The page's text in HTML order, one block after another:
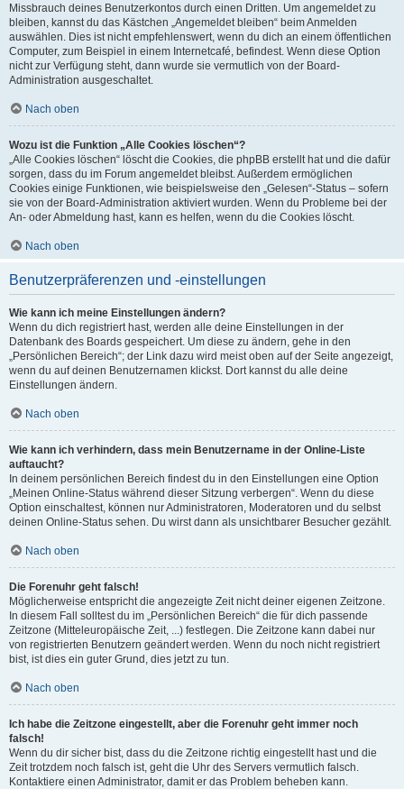
Missbrauch deines Benutzerkontos durch einen Dritten. Um angemeldet zu
bleiben, kannst du das Kästchen „Angemeldet bleiben“ beim Anmelden
auswählen. Dies ist nicht empfehlenswert, wenn du dich an einem öffentlichen
Computer, zum Beispiel in einem Internetcafé, befindest. Wenn diese Option
nicht zur Verfügung steht, dann wurde sie vermutlich von der Board-
Administration ausgeschaltet.
Nach oben
Wozu ist die Funktion „Alle Cookies löschen“?
„Alle Cookies löschen“ löscht die Cookies, die phpBB erstellt hat und die dafür
sorgen, dass du im Forum angemeldet bleibst. Außerdem ermöglichen
Cookies einige Funktionen, wie beispielsweise den „Gelesen“-Status – sofern
sie von der Board-Administration aktiviert wurden. Wenn du Probleme bei der
An- oder Abmeldung hast, kann es helfen, wenn du die Cookies löscht.
Nach oben
Benutzerpräferenzen und -einstellungen
Wie kann ich meine Einstellungen ändern?
Wenn du dich registriert hast, werden alle deine Einstellungen in der
Datenbank des Boards gespeichert. Um diese zu ändern, gehe in den
„Persönlichen Bereich“; der Link dazu wird meist oben auf der Seite angezeigt,
wenn du auf deinen Benutzernamen klickst. Dort kannst du alle deine
Einstellungen ändern.
Nach oben
Wie kann ich verhindern, dass mein Benutzername in der Online-Liste
auftaucht?
In deinem persönlichen Bereich findest du in den Einstellungen eine Option
„Meinen Online-Status während dieser Sitzung verbergen“. Wenn du diese
Option einschaltest, können nur Administratoren, Moderatoren und du selbst
deinen Online-Status sehen. Du wirst dann als unsichtbarer Besucher gezählt.
Nach oben
Die Forenuhr geht falsch!
Möglicherweise entspricht die angezeigte Zeit nicht deiner eigenen Zeitzone.
In diesem Fall solltest du im „Persönlichen Bereich“ die für dich passende
Zeitzone (Mitteleuropäische Zeit, ...) festlegen. Die Zeitzone kann dabei nur
von registrierten Benutzern geändert werden. Wenn du noch nicht registriert
bist, ist dies ein guter Grund, dies jetzt zu tun.
Nach oben
Ich habe die Zeitzone eingestellt, aber die Forenuhr geht immer noch
falsch!
Wenn du dir sicher bist, dass du die Zeitzone richtig eingestellt hast und die
Zeit trotzdem noch falsch ist, geht die Uhr des Servers vermutlich falsch.
Kontaktiere einen Administrator, damit er das Problem beheben kann.